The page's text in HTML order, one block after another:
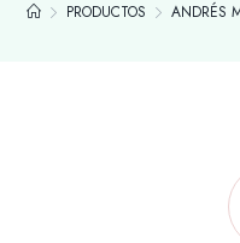
PRODUCTOS ANDRÉS